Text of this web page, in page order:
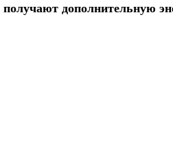
получают дополнительную